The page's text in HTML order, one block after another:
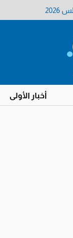
أخبار الأولى